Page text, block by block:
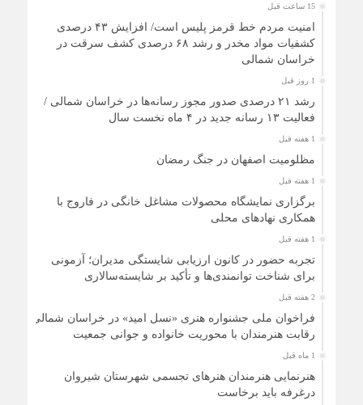
15 ساعت قبل
امنیت مردم خط قرمز پلیس است/ افزایش ۴۳ درصدی
کشفیات مواد مخدر و رشد ۶۸ درصدی کشف سرقت در
خراسان شمالی
1 روز قبل
رشد ۲۱ درصدی صدور مجوز رسانه‌ها در خراسان شمالی /
فعالیت ۱۳ رسانه جدید در ۴ ماه نخست سال
1 هفته قبل
مظلومیت اصفهان در جنگ رمضان
1 هفته قبل
برگزاری نمایشگاه محصولات مشاغل خانگی در فاروج با
همکاری نهادهای محلی
1 هفته قبل
تجربه حضور در کانون ارزیابی شایستگی مدیران؛ آزمونی
برای شناخت توانمندی‌ها و تأکید بر شایسته‌سالاری
2 هفته قبل
فراخوان ملی جشنواره هنری «نسل امید» در خراسان شمالی؛
رقابت هنرمندان با محوریت خانواده و جوانی جمعیت
1 ماه قبل
هنرنمایی هنرمندان هنرهای تجسمی شهرستان شیروان
درغرفه باید برخاست